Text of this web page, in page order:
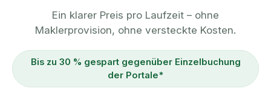
Ein klarer Preis pro Laufzeit – ohne
Maklerprovision, ohne versteckte Kosten.
Bis zu 30 % gespart gegenüber Einzelbuchung
der Portale*